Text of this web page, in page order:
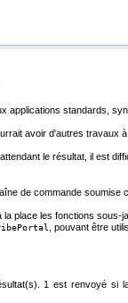
applications standards,
avoir d'autres travaux
le résultat, il est
de commande soumise
place les fonctions sous-
, pouvant être
1 est renvoyé